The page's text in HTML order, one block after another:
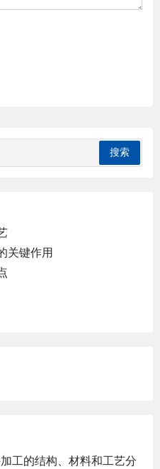
关键作用
工的结构、材料和工艺分